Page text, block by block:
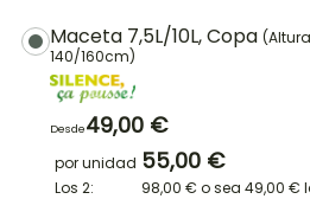
Maceta 7,5L/10L, Copa
140/160cm)
Desde49,00 €
por unidad 55,00 €
Los 2: 98,00 € o sea 49,00 €